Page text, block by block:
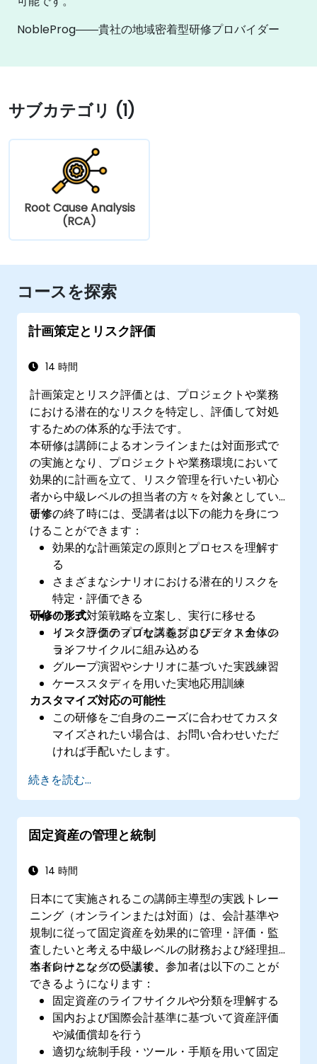
NobleProg――貴社の地域密着型研修プロバイダー
サブカテゴリ (1)
Root Cause Analysis
(RCA)
コースを探索
計画策定とリスク評価
14 時間
計画策定とリスク評価とは、プロジェクトや業務
における潜在的なリスクを特定し、評価して対処
するための体系的な手法です。
本研修は講師によるオンラインまたは対面形式で
の実施となり、プロジェクトや業務環境において
効果的に計画を立て、リスク管理を行いたい初心
者から中級レベルの担当者の方々を対象としてい
ます。
研修の終了時には、受講者は以下の能力を身につ
けることができます：
効果的な計画策定の原則とプロセスを理解す
る
さまざまなシナリオにおける潜在的リスクを
特定・評価できる
リスク対策戦略を立案し、実行に移せる
リスク評価のプロセスをプロジェクト全体の
ライフサイクルに組み込める
研修の形式
インタラクティブな講義およびディスカッシ
ョン
グループ演習やシナリオに基づいた実践練習
ケーススタディを用いた実地応用訓練
カスタマイズ対応の可能性
この研修をご自身のニーズに合わせてカスタ
マイズされたい場合は、お問い合わせいただ
ければ手配いたします。
続きを読む...
固定資産の管理と統制
14 時間
日本にて実施されるこの講師主導型の実践トレー
ニング（オンラインまたは対面）は、会計基準や
規制に従って固定資産を効果的に管理・評価・監
査したいと考える中級レベルの財務および経理担
当者向けとなっています。
本トレーニングの受講後、参加者は以下のことが
できるようになります：
固定資産のライフサイクルや分類を理解する
国内および国際会計基準に基づいて資産評価
や減価償却を行う
適切な統制手段・ツール・手順を用いて固定